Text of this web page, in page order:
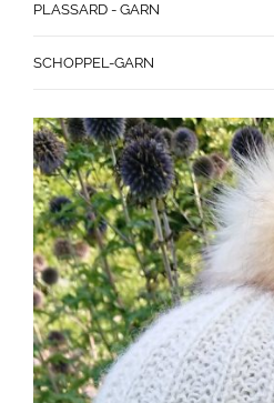
PLASSARD - GARN
SCHOPPEL-GARN